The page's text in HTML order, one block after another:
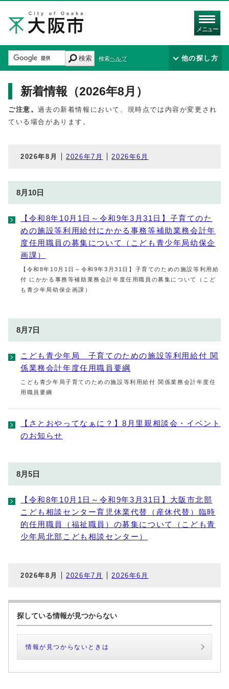
メニュー
検索 検索ヘルプ 他の探し方
新着情報（2026年8月）
ご注意。過去の新着情報において、現時点では内容が変更され
ている場合があります。
2026年8月 2026年7月 2026年6月
8月10日
【令和8年10月1日～令和9年3月31日】子育てのた
めの施設等利用給付にかかる事務等補助業務会計年
度任用職員の募集について（こども青少年局幼保企
画課）
【令和8年10月1日～令和9年3月31日】子育てのための施設等利用給
付 にかかる事務等補助業務会計年度任用職員の募集について（こど
も青少年局幼保企画課）
8月7日
こども青少年局 子育てのための施設等利用給付 関
係業務会計年度任用職員要綱
こども青少年局子育てのための施設等利用給付 関係業務会計年度任
用職員要綱
【さとおやってなぁに？】8月里親相談会・イベント
のお知らせ
8月5日
【令和8年10月1日～令和9年3月31日】大阪市北部
こども相談センター育児休業代替（産休代替）臨時
的任用職員（福祉職員）の募集について（こども青
少年局北部こども相談センター）
2026年8月 2026年7月 2026年6月
探している情報が見つからない
情報が見つからないときは